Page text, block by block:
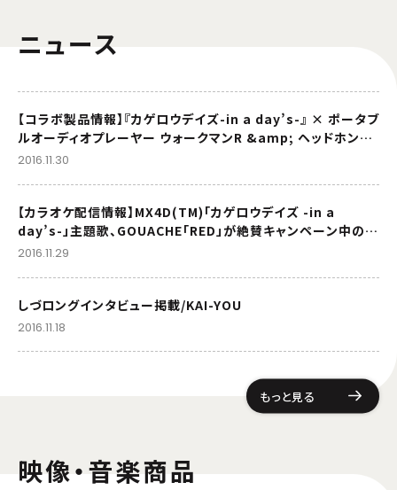
ニュース
【コラボ製品情報】『カゲロウデイズ-in a day’s-』 × ポータブ
ルオーディオプレーヤー ウォークマンR &amp; ヘッドホン発
売決定!!
2016.11.30
【カラオケ配信情報】MX4D(TM)「カゲロウデイズ -in a
day’s-」主題歌、GOUACHE「RED」が絶賛キャンペーン中のま
ねきねこ店舗にてカラオケ配信が決定!!
2016.11.29
しづロングインタビュー掲載/KAI-YOU
2016.11.18
もっと見る
映像・音楽商品